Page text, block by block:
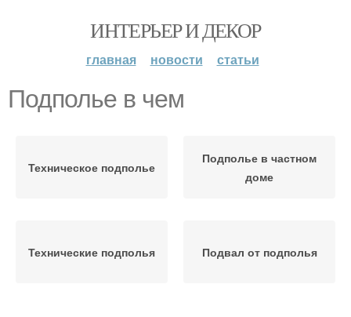
ИНТЕРЬЕР И ДЕКОР
главная новости статьи
Подполье в чем
Техническое подполье
Подполье в частном
доме
Технические подполья Подвал от подполья